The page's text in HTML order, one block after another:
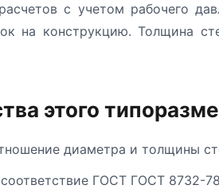
с учетом рабочего
на конструкцию. Толщина
этого
диаметра и толщины
соответствие ГОСТ ГОСТ 8732-